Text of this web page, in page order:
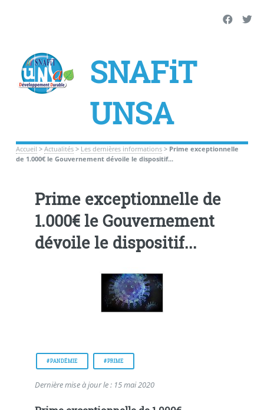
SNAFiT
UNSA
Accueil > Actualités> Les dernières informations> Prime exceptionnelle
de 1.000€ le Gouvernement dévoile le dispositif...
Prime exceptionnelle de
1.000€ le Gouvernement
dévoile le dispositif...
#PANDÉMIE #PRIME
Dernière mise à jour le : 15 mai 2020